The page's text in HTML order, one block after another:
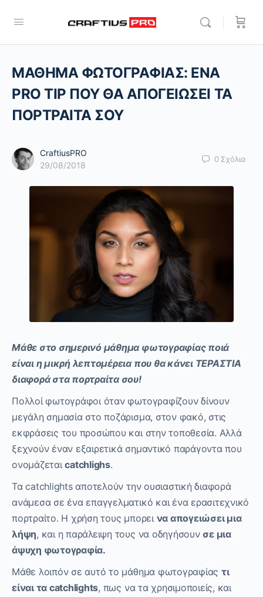
ΜΑΘΗΜΑ ΦΩΤΟΓΡΑΦΙΑΣ: ENA
PRO TIP ΠΟΥ ΘΑ ΑΠΟΓΕΙΩΣΕΙ ΤΑ
ΠΟΡΤΡΑΙΤΑ ΣΟΥ
CraftiusPRO
29/08/2018
0 Σχόλια
Μάθε στο σημερινό μάθημα φωτογραφίας ποιά
είναι η μικρή λεπτομέρεια που θα κάνει ΤΕΡΑΣΤΙΑ
διαφορά στα πορτραίτα σου!
Πολλοί φωτογράφοι όταν φωτογραφίζουν δίνουν
μεγάλη σημασία στο ποζάρισμα, στον φακό, στις
εκφράσεις του προσώπου και στην τοποθεσία. Αλλά
ξεχνούν έναν εξαιρετικά σημαντικό παράγοντα που
ονομάζεταιcatchlighs.
Τα catchlights αποτελούν την ουσιαστική διαφορά
ανάμεσα σε ένα επαγγελματικό και ένα ερασιτεχνικό
πορτραίτο. Η χρήση τους μπορει να απογειώσει μια
λήψη, και η παράλειψη τους να οδηγήσουν σε μια
άψυχη φωτογραφία.
Μάθε λοιπόν σε αυτό το μάθημα φωτογραφίας τι
είναι τα catchlights, πως να τα χρησιμοποιείς, και